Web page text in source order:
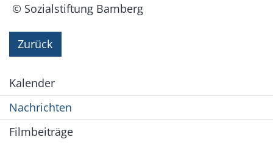
© Sozialstiftung Bamberg
Zurück
Kalender
Nachrichten
Filmbeiträge